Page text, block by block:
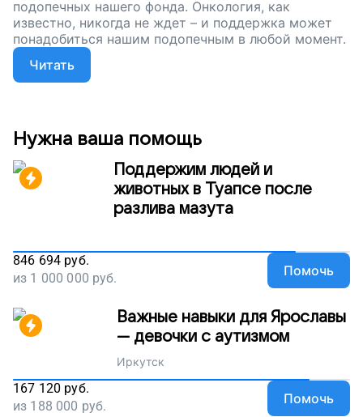
подопечных нашего фонда. Онкология, как
известно, никогда не ждет – и поддержка может
понадобиться нашим подопечным в любой момент.
Читать
Нужна ваша помощь
Поддержим людей и
животных в Туапсе после
разлива мазута
846 694 руб.
из 1 000 000 руб. Помочь
Важные навыки для Ярославы
— девочки с аутизмом
Иркутск
167 120 руб.
из 188 000 руб. Помочь